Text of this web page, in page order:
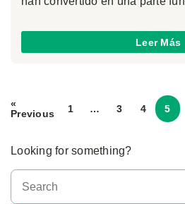
Leer Más
«
Previous
1 … 3 4 5
Looking for something?